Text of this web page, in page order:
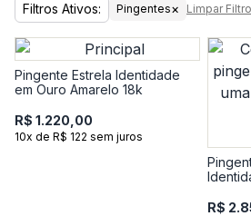
Filtros Ativos: Pingentes× Limpar
Pingente Estrela Identidade
em Ouro Amarelo 18k
R$ 1.220,00
10x de R$ 122 sem juros
R$